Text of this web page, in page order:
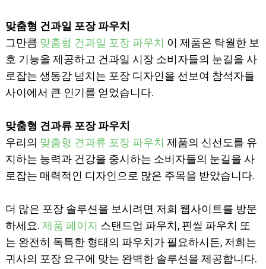
맞춤형 건과일 포장 파우치
그만큼 맞춤형 건과일 포장 파우치 이 제품은 탁월한 보
호 기능을 제공하고 건과일 시장 소비자들의 눈길을 사
로잡는 생동감 넘치는 포장 디자인을 선보여 참석자들
사이에서 큰 인기를 얻었습니다.
맞춤형 견과류 포장 파우치
우리의 맞춤형 견과류 포장 파우치 제품의 신선도를 유
지하는 능력과 건강을 중시하는 소비자들의 눈길을 사
로잡는 매력적인 디자인으로 많은 주목을 받았습니다.
더 많은 포장 솔루션을 보시려면 저희 웹사이트를 방문
하세요. 제품 페이지 스탠드업 파우치, 핀씰 파우치 또
는 완전히 독특한 형태의 파우치가 필요하시든, 저희는
귀사의 포장 요구에 맞는 완벽한 솔루션을 제공합니다.